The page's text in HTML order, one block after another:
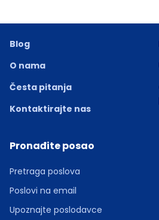
Blog
O nama
Česta pitanja
Kontaktirajte nas
Pronađite posao
Pretraga poslova
Poslovi na email
Upoznajte poslodavce